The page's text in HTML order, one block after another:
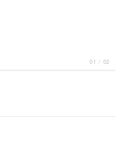
01 / 02